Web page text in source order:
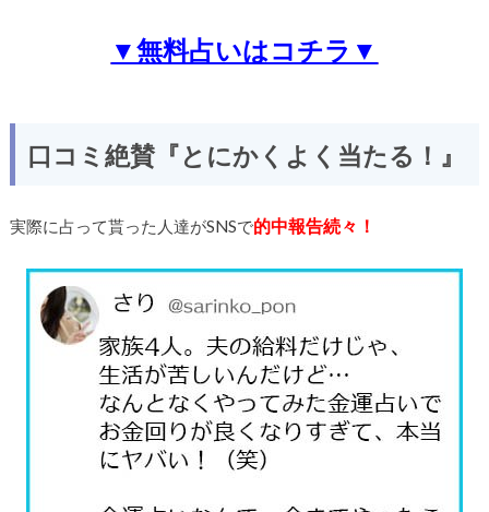
▼無料占いはコチラ▼
口コミ絶賛『とにかくよく当たる！』
実際に占って貰った人達がSNSで的中報告続々！